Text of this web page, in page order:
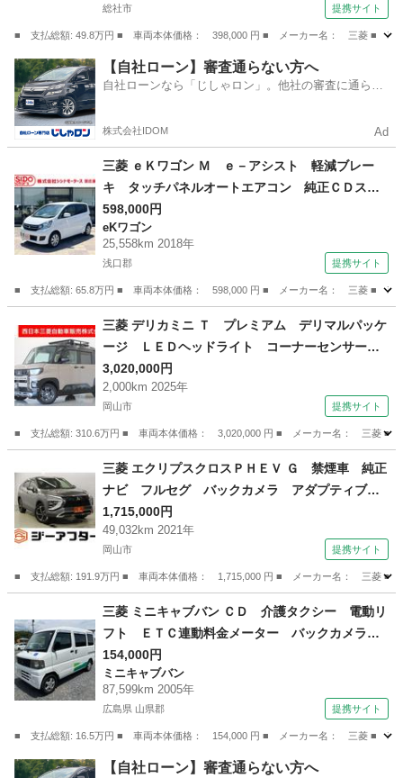
総社市 提携サイト
■ 支払総額: 49.8万円 ■ 車両本体価格： 398,000 円 ■ メーカー名： 三菱 ■ 車種
岡山 総社市 eKワゴン
【自社ローン】審査通らない方へ
自社ローンなら「じしゃロン」。他社の審査に通らな
株式会社IDOM Ad
三菱 ｅＫワゴン Ｍ ｅ－アシスト 軽減ブレー
キ タッチパネルオートエアコン 純正ＣＤステ
レオ ドライブレコーダー 格納ミラー アイド
リングストップ シートヒーター 横滑り防止
ベンチシート 衝突安全ボディー Ｗエアバッ
598,000円
eKワゴン
25,558km 2018年
浅口郡 提携サイト
■ 支払総額: 65.8万円 ■ 車両本体価格： 598,000 円 ■ メーカー名： 三菱 ■ 車
eKワゴン
三菱 デリカミニ Ｔ プレミアム デリマルパッケ
ージ ＬＥＤヘッドライト コーナーセンサー
シートヒーター ４ＷＤ スマートキー フルセ
グ ターボ アイドリングストップ ナビＴＶ
ＥＴＣ オートクルーズ デュアルパワースライ
ドドア 全方位 衝突軽減装置 （検10.10）
3,020,000円
2,000km 2025年
岡山市 提携サイト
■ 支払総額: 310.6万円 ■ 車両本体価格： 3,020,000 円 ■ メーカー名： 三菱
三菱
三菱 エクリプスクロスＰＨＥＶ Ｇ 禁煙車 純正
ナビ フルセグ バックカメラ アダプティブク
ルコン １５００Ｗ給電 ハーフレザーシート
パワーシート 衝突軽減 シートヒーター クリ
アランスソナー ヘッドアップディスプレイ Ｅ
ＴＣ （なし）
1,715,000円
49,032km 2021年
岡山市 提携サイト
■ 支払総額: 191.9万円 ■ 車両本体価格： 1,715,000 円 ■ メーカー名： 三菱
三菱
三菱 ミニキャブバン ＣＤ 介護タクシー 電動リ
フト ＥＴＣ連動料金メーター バックカメラ
ＥＴＣ ドライブレコーダー 冬タイヤ車内積み
込み 社外アルミ （なし）
154,000円
ミニキャブバン
87,599km 2005年
広島県 山県郡 提携サイト
■ 支払総額: 16.5万円 ■ 車両本体価格： 154,000 円 ■ メーカー名： 三菱 ■
広島 山県郡 ミニキャブバン
【自社ローン】審査通らない方へ